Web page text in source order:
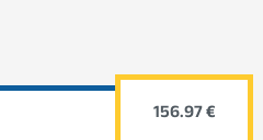
156.97 €